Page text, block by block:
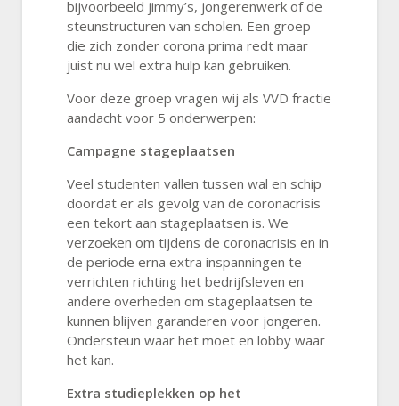
bijvoorbeeld jimmy’s, jongerenwerk of de
steunstructuren van scholen. Een groep
die zich zonder corona prima redt maar
juist nu wel extra hulp kan gebruiken.
Voor deze groep vragen wij als VVD fractie
aandacht voor 5 onderwerpen:
Campagne stageplaatsen
Veel studenten vallen tussen wal en schip
doordat er als gevolg van de coronacrisis
een tekort aan stageplaatsen is. We
verzoeken om tijdens de coronacrisis en in
de periode erna extra inspanningen te
verrichten richting het bedrijfsleven en
andere overheden om stageplaatsen te
kunnen blijven garanderen voor jongeren.
Ondersteun waar het moet en lobby waar
het kan.
Extra studieplekken op het